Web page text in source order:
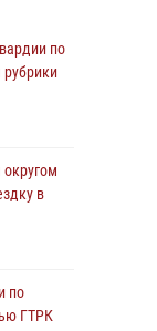
по
80
типа
по
рубрики
в
по
ГТРК